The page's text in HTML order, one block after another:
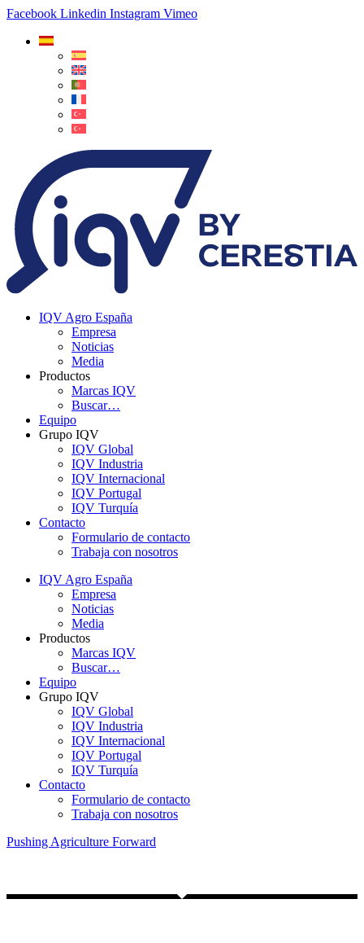
Facebook Linkedin Instagram Vimeo
IQV Agro España
Empresa
Noticias
Media
Productos
Marcas IQV
Buscar…
Equipo
Grupo IQV
IQV Global
IQV Industria
IQV Internacional
IQV Portugal
IQV Turquía
Contacto
Formulario de contacto
Trabaja con nosotros
IQV Agro España
Empresa
Noticias
Media
Productos
Marcas IQV
Buscar…
Equipo
Grupo IQV
IQV Global
IQV Industria
IQV Internacional
IQV Portugal
IQV Turquía
Contacto
Formulario de contacto
Trabaja con nosotros
Pushing Agriculture Forward